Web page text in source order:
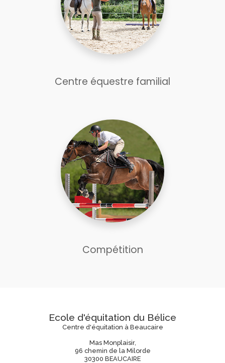
Centre équestre familial
Compétition
Ecole d'équitation du Bélice
Centre d'équitation à Beaucaire
Mas Monplaisir,
96 chemin de la Milorde
30300 BEAUCAIRE